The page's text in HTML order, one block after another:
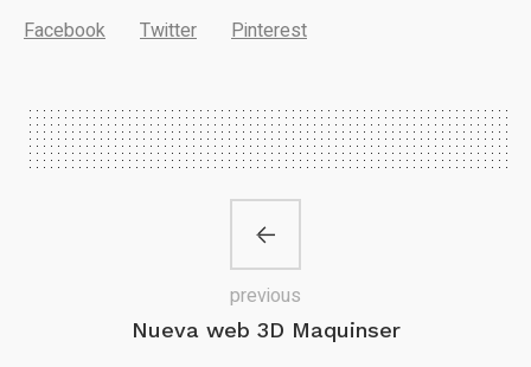
Facebook
Twitter Pinterest
Nueva web 3D Maquinser
previous